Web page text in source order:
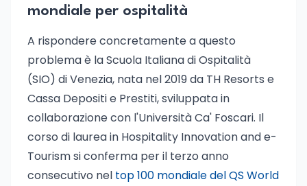
mondiale per ospitalità
A rispondere concretamente a questo
problema è la Scuola Italiana di Ospitalità
(SIO) di Venezia, nata nel 2019 da TH Resorts e
Cassa Depositi e Prestiti, sviluppata in
collaborazione con l'Università Ca' Foscari. Il
corso di laurea in Hospitality Innovation and e-
Tourism si conferma per il terzo anno
consecutivo nel top 100 mondiale del QS World